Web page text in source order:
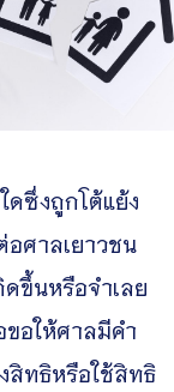
ซึ่งถูกโต้แย้ง
ศาลเยาวชน
ขึ้นหรือจำเลย
อให้ศาลมีคำ
สิทธิหรือใช้สิทธิ